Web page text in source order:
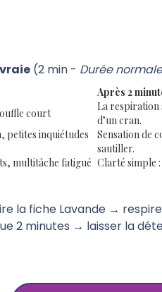
(2 min - Durée
Après 2
court
La respiration
d’un cran.
petites inquiétudes
Sensation de
sautiller.
multitâche fatigué Clarté simple :
la fiche Lavande →
2 minutes → laisser la